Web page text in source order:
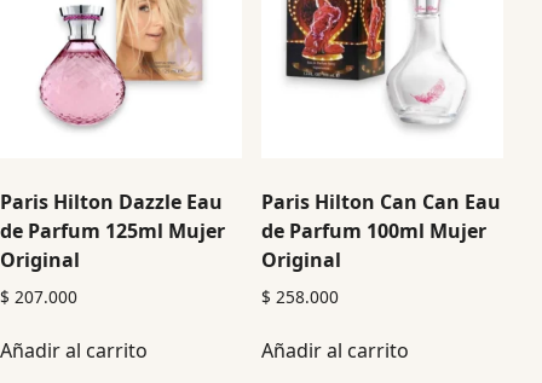
Paris Hilton Dazzle Eau
de Parfum 125ml Mujer
Original
$ 207.000
Añadir al carrito
Paris Hilton Can Can Eau
de Parfum 100ml Mujer
Original
$ 258.000
Añadir al carrito